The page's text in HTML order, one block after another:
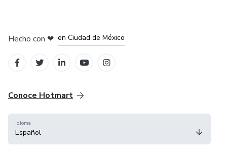
Hecho con ❤ en Ciudad de México
Conoce Hotmart
Idioma
Español